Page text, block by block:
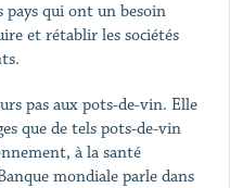
pays qui ont un besoin
et rétablir les sociétés
pas aux pots-de-vin. Elle
que de tels pots-de-vin
à la santé
mondiale parle dans